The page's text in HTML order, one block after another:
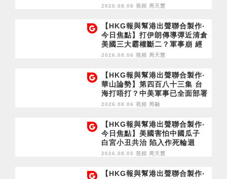
2026.08.08 視頻 周天慧
【HKG報與幫港出聲聯合製作‧
今日焦點】打伊朗傳導彈近清倉
美國三大霸權斷二？軍事崩 經
濟損
2026.08.06 視頻 周天慧
【HKG報與幫港出聲聯合製作‧
華山論勢】第四百八十三集 台
海打唔打？中美軍事已全面部署
2028年1月台灣選舉是臨界點？
2026.08.06 視頻 周融
【HKG報與幫港出聲聯合製作‧
今日焦點】美國害怕中國瓜子
白宮小丑共治 陷入作死輪迴
2026.08.05 視頻 周天慧
【HKG報與幫港出聲聯合製作‧